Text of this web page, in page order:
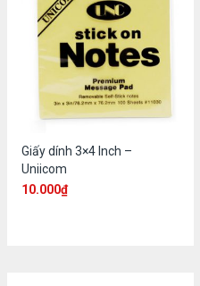
Giấy dính 3×4 Inch –
Uniicom
10.000₫